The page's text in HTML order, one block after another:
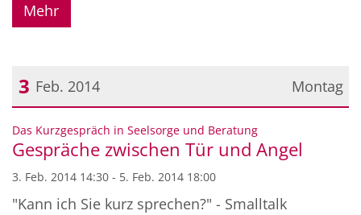
Mehr
Montag
3 Feb. 2014
Datum: 3. Februar 2014
Das Kurzgespräch in Seelsorge und Beratung:
Gespräche zwischen Tür und Angel
3. Feb. 2014 14:30 - 5. Feb. 2014 18:00
"Kann ich Sie kurz sprechen?" - Smalltalk